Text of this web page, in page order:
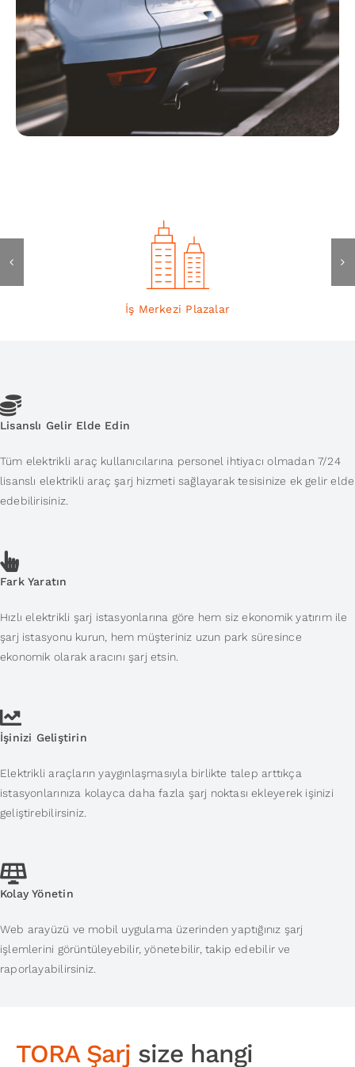
İş Merkezi Plazalar
Lisanslı Gelir Elde Edin
Tüm elektrikli araç kullanıcılarına personel ihtiyacı olmadan 7/24
lisanslı elektrikli araç şarj hizmeti sağlayarak tesisinize ek gelir elde
edebilirisiniz.
Fark Yaratın
Hızlı elektrikli şarj istasyonlarına göre hem siz ekonomik yatırım ile
şarj istasyonu kurun, hem müşteriniz uzun park süresince
ekonomik olarak aracını şarj etsin.
İşinizi Geliştirin
Elektrikli araçların yaygınlaşmasıyla birlikte talep arttıkça
istasyonlarınıza kolayca daha fazla şarj noktası ekleyerek işinizi
geliştirebilirsiniz.
Kolay Yönetin
Web arayüzü ve mobil uygulama üzerinden yaptığınız şarj
işlemlerini görüntüleyebilir, yönetebilir, takip edebilir ve
raporlayabilirsiniz.
TORA Şarj size hangi